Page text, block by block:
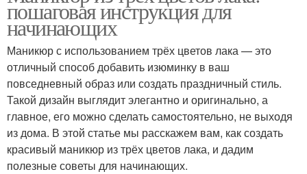
пошаговая инструкция для
начинающих
Маникюр с использованием трёх цветов лака — это
отличный способ добавить изюминку в ваш
повседневный образ или создать праздничный стиль.
Такой дизайн выглядит элегантно и оригинально, а
главное, его можно сделать самостоятельно, не выходя
из дома. В этой статье мы расскажем вам, как создать
красивый маникюр из трёх цветов лака, и дадим
полезные советы для начинающих.